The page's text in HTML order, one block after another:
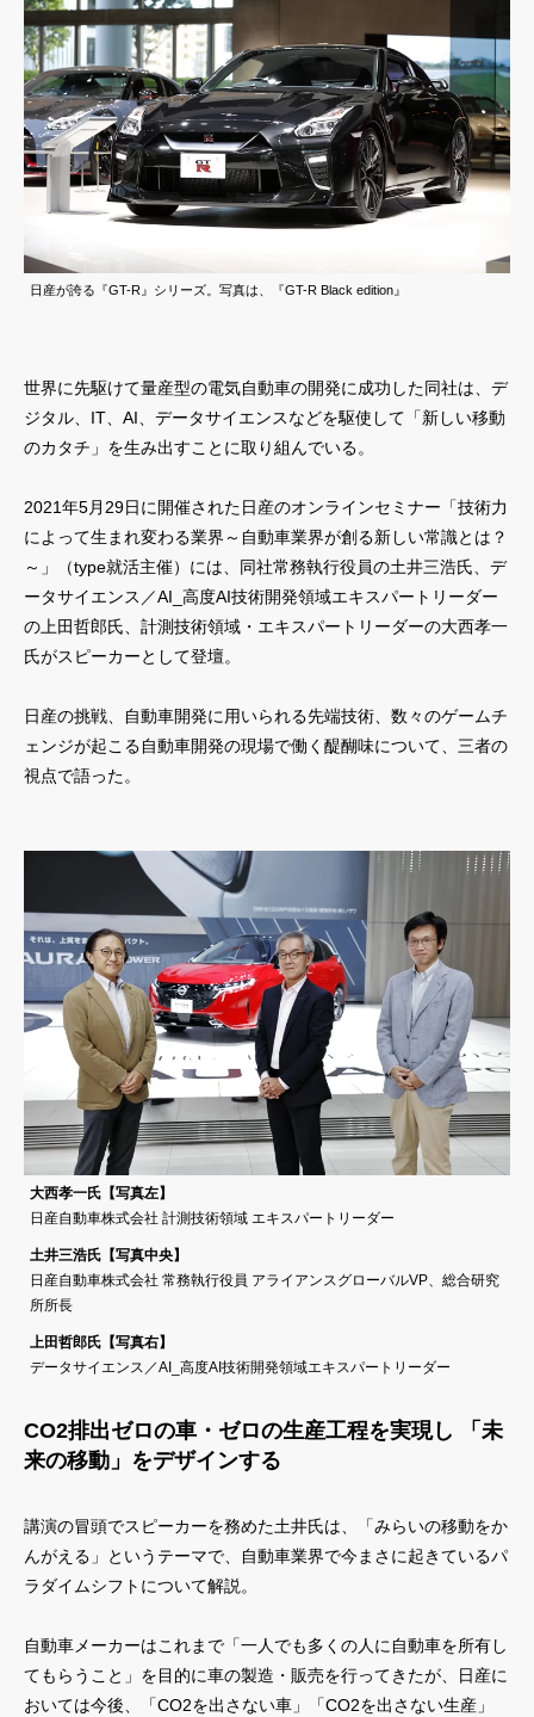
日産が誇る『GT-R』シリーズ。写真は、『GT-R Black edition』
世界に先駆けて量産型の電気自動車の開発に成功した同社は、デ
ジタル、IT、AI、データサイエンスなどを駆使して「新しい移動
のカタチ」を生み出すことに取り組んでいる。
2021年5月29日に開催された日産のオンラインセミナー「技術力
によって生まれ変わる業界～自動車業界が創る新しい常識とは？
～」（type就活主催）には、同社常務執行役員の土井三浩氏、デ
ータサイエンス／AI_高度AI技術開発領域エキスパートリーダー
の上田哲郎氏、計測技術領域・エキスパートリーダーの大西孝一
氏がスピーカーとして登壇。
日産の挑戦、自動車開発に用いられる先端技術、数々のゲームチ
ェンジが起こる自動車開発の現場で働く醍醐味について、三者の
視点で語った。
大西孝一氏【写真左】
日産自動車株式会社 計測技術領域 エキスパートリーダー
土井三浩氏【写真中央】
日産自動車株式会社 常務執行役員 アライアンスグローバルVP、総合研究
所所長
上田哲郎氏【写真右】
データサイエンス／AI_高度AI技術開発領域エキスパートリーダー
CO2排出ゼロの車・ゼロの生産工程を実現し 「未
来の移動」をデザインする
講演の冒頭でスピーカーを務めた土井氏は、「みらいの移動をか
んがえる」というテーマで、自動車業界で今まさに起きているパ
ラダイムシフトについて解説。
自動車メーカーはこれまで「一人でも多くの人に自動車を所有し
てもらうこと」を目的に車の製造・販売を行ってきたが、日産に
おいては今後、「CO2を出さない車」「CO2を出さない生産」